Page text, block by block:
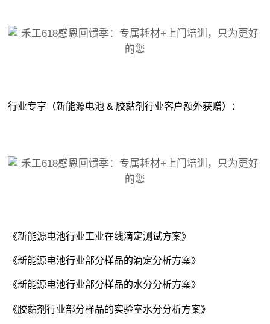
行业专享（新能源电池 & 胶黏剂行业客户额外获赠）：
《新能源电池行业工业在线滴定测试方案》
《新能源电池行业部分样品的滴定分析方案》
《新能源电池行业部分样品的水分分析方案》
《胶黏剂行业部分样品的实验室水分分析方案》